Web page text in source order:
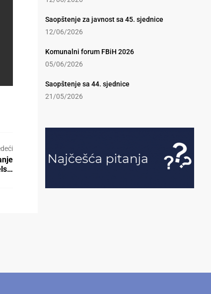
Saopštenje za javnost sa 45. sjednice
12/06/2026
Komunalni forum FBiH 2026
05/06/2026
Saopštenje sa 44. sjednice
21/05/2026